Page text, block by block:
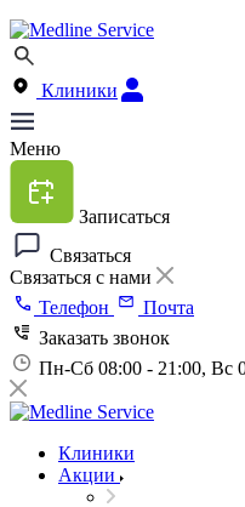
Клиники
Меню
Записаться
Связаться
Связаться с нами
Телефон
Почта
Заказать звонок
Пн-Сб 08:00 - 21:00, Вс
Клиники
Акции